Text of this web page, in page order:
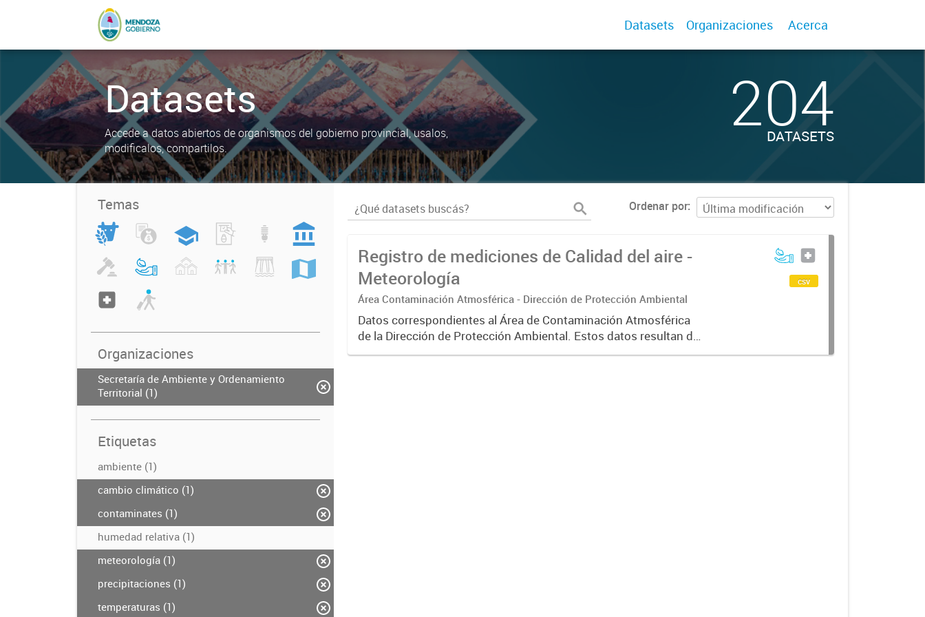
Datasets Organizaciones Acerca
Datasets
Accede a datos abiertos de organismos del gobierno provincial, usalos,
modificalos, compartilos.
204
DATASETS
Temas
Organizaciones
Secretaría de Ambiente y Ordenamiento
Territorial (1)
Etiquetas
ambiente (1)
cambio climático (1)
contaminates (1)
humedad relativa (1)
meteorología (1)
precipitaciones (1)
temperaturas (1)
Ordenar por
Registro de mediciones de Calidad del aire -
Meteorología
Área Contaminación Atmosférica - Dirección de Protección Ambiental
Datos correspondientes al Área de Contaminación Atmosférica
de la Dirección de Protección Ambiental. Estos datos resultan de
gran interés para correlacionarlos con los valores de
csv